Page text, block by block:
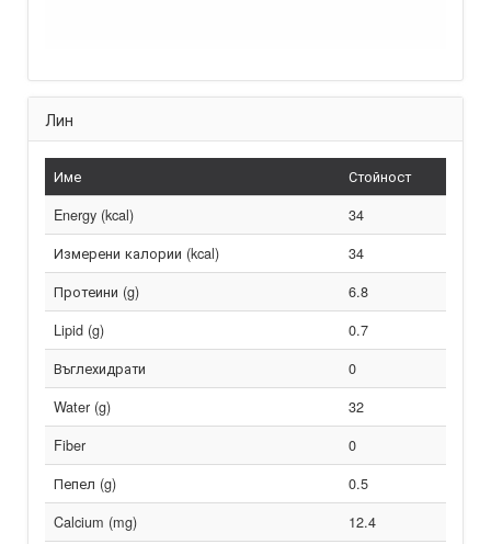
Лин
Име
Стойност
Energy (kcal)
34
Измерени калории (kcal)
34
Протеини (g)
6.8
Lipid (g)
0.7
Въглехидрати
0
Water (g)
32
Fiber
0
Пепел (g)
0.5
Calcium (mg)
12.4